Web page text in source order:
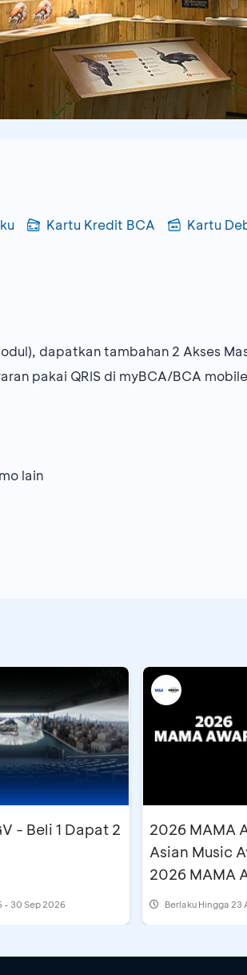
Kartu Kredit BCA Kartu
dapatkan tambahan 2 Akses
pakai QRIS di myBCA/BCA
lain
- Beli 1 Dapat 2
- 30 Sep 2026
2026 MAMA
Asian Music
2026 MAMA
Travel Fair
Berlaku Hingga 23